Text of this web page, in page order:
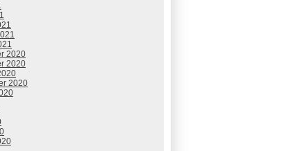
2020
2020
2020